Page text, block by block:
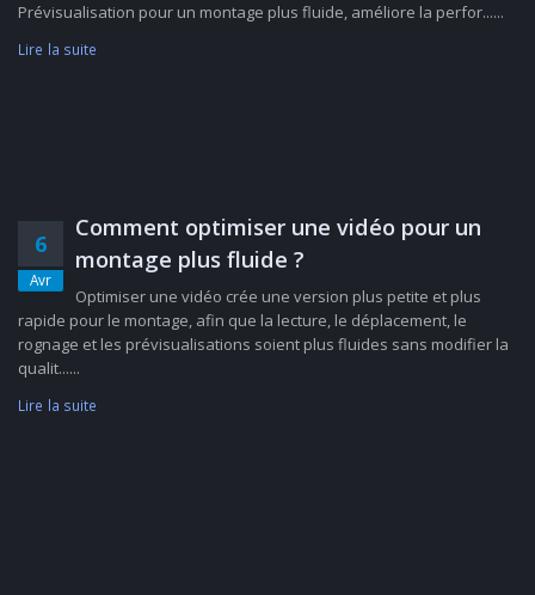
Prévisualisation pour un montage plus fluide, améliore la perfor......
Lire la suite
6
Avr
Comment optimiser une vidéo pour un
montage plus fluide ?
Optimiser une vidéo crée une version plus petite et plus
rapide pour le montage, afin que la lecture, le déplacement, le
rognage et les prévisualisations soient plus fluides sans modifier la
qualit......
Lire la suite